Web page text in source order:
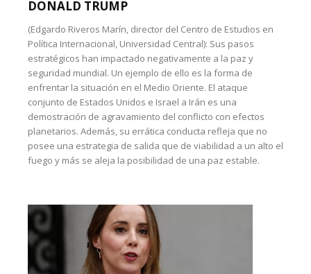
DONALD TRUMP
(Edgardo Riveros Marín, director del Centro de Estudios en
Política Internacional, Universidad Central): Sus pasos
estratégicos han impactado negativamente a la paz y
seguridad mundial. Un ejemplo de ello es la forma de
enfrentar la situación en el Medio Oriente. El ataque
conjunto de Estados Unidos e Israel a Irán es una
demostración de agravamiento del conflicto con efectos
planetarios. Además, su errática conducta refleja que no
posee una estrategia de salida que de viabilidad a un alto el
fuego y más se aleja la posibilidad de una paz estable.